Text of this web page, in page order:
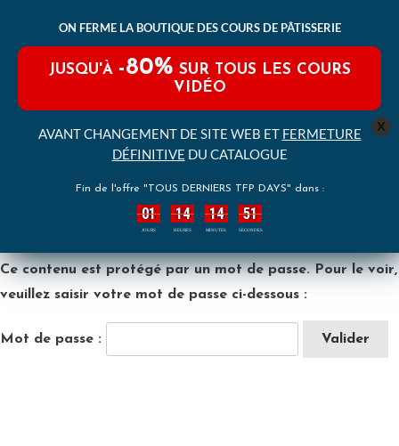
Ce contenu est protégé par un mot de passe. Pour le voir,
veuillez saisir votre mot de passe ci-dessous :
Mot de passe :
ON FERME LA BOUTIQUE DES COURS DE PÂTISSERIE
JUSQU'À -80% SUR TOUS LES COURS
VIDÉO
AVANT CHANGEMENT DE SITE WEB ET FERMETURE
DÉFINITIVE DU CATALOGUE
Fin de l'offre "TOUS DERNIERS TFP DAYS" dans :
01
JOURS
14
HEURES
14
MINUTES
51
SECONDES
x